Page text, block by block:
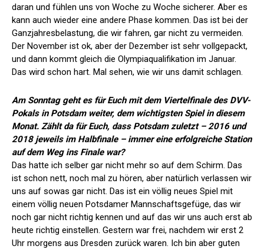
daran und fühlen uns von Woche zu Woche sicherer. Aber es
kann auch wieder eine andere Phase kommen. Das ist bei der
Ganzjahresbelastung, die wir fahren, gar nicht zu vermeiden.
Der November ist ok, aber der Dezember ist sehr vollgepackt,
und dann kommt gleich die Olympiaqualifikation im Januar.
Das wird schon hart. Mal sehen, wie wir uns damit schlagen.
Am Sonntag geht es für Euch mit dem Viertelfinale des DVV-
Pokals in Potsdam weiter, dem wichtigsten Spiel in diesem
Monat. Zählt da für Euch, dass Potsdam zuletzt – 2016 und
2018 jeweils im Halbfinale – immer eine erfolgreiche Station
auf dem Weg ins Finale war?
Das hatte ich selber gar nicht mehr so auf dem Schirm. Das
ist schon nett, noch mal zu hören, aber natürlich verlassen wir
uns auf sowas gar nicht. Das ist ein völlig neues Spiel mit
einem völlig neuen Potsdamer Mannschaftsgefüge, das wir
noch gar nicht richtig kennen und auf das wir uns auch erst ab
heute richtig einstellen. Gestern war frei, nachdem wir erst 2
Uhr morgens aus Dresden zurück waren. Ich bin aber guten